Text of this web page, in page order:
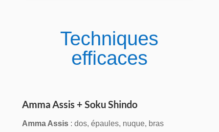
Techniques
efficaces
Amma Assis + Soku Shindo
Amma Assis: dos, épaules, nuque, bras